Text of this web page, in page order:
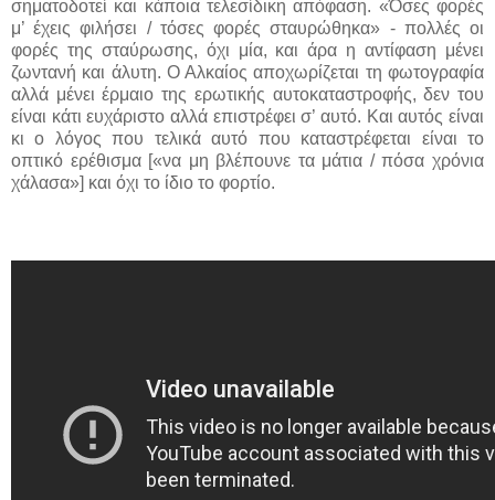
σηματοδοτεί και κάποια τελεσίδικη απόφαση. «Όσες φορές
μ’ έχεις φιλήσει / τόσες φορές σταυρώθηκα» - πολλές οι
φορές της σταύρωσης, όχι μία, και άρα η αντίφαση μένει
ζωντανή και άλυτη. Ο Αλκαίος αποχωρίζεται τη φωτογραφία
αλλά μένει έρμαιο της ερωτικής αυτοκαταστροφής, δεν του
είναι κάτι ευχάριστο αλλά επιστρέφει σ’ αυτό. Και αυτός είναι
κι ο λόγος που τελικά αυτό που καταστρέφεται είναι το
οπτικό ερέθισμα [«να μη βλέπουνε τα μάτια / πόσα χρόνια
χάλασα»] και όχι το ίδιο το φορτίο.